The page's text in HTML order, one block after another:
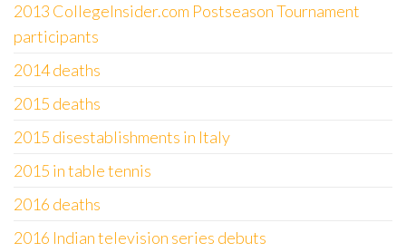
2013 CollegeInsider.com Postseason Tournament
participants
2014 deaths
2015 deaths
2015 disestablishments in Italy
2015 in table tennis
2016 deaths
2016 Indian television series debuts